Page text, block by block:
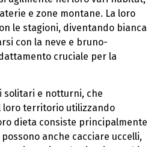
e zone montane. La loro
le stagioni, diventando bianca
con la neve e bruno-
cruciale per la
solitari e notturni, che
territorio utilizzando
dieta consiste principalmente
anche cacciare uccelli,